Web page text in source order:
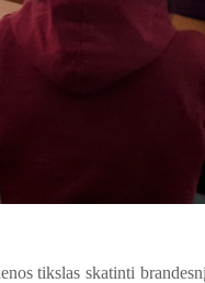
tikslas skatinti